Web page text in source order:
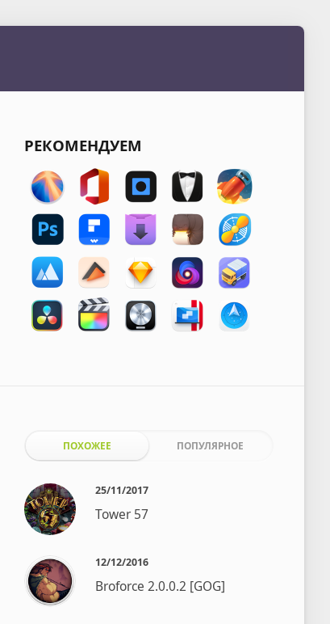
РЕКОМЕНДУЕМ
ПОХОЖЕЕ ПОПУЛЯРНОЕ
25/11/2017
Tower 57
12/12/2016
Broforce 2.0.0.2 [GOG]